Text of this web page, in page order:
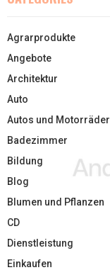
Agrarprodukte
Angebote
Architektur
Auto
Autos und Motorräder
Badezimmer
Bildung
Blog
Blumen und Pflanzen
CD
Dienstleistung
Einkaufen